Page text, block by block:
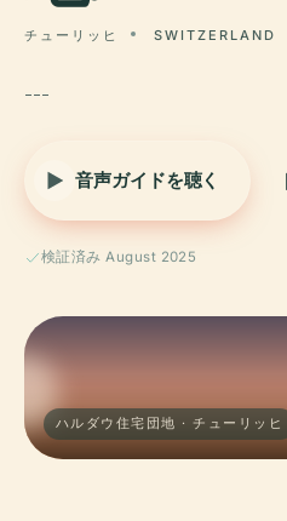
チューリッヒ SWITZERLAND
---
音声ガイドを聴く
検証済み August 2025
ハルダウ住宅団地 · チューリッヒ